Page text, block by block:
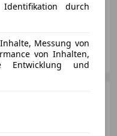
Velden
durch
Messung von
von Inhalten,
Entwicklung und